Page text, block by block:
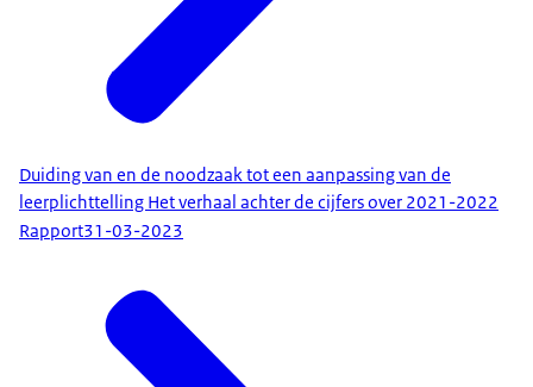
Duiding van en de noodzaak tot een aanpassing van de
leerplichttelling Het verhaal achter de cijfers over 2021-2022
Rapport31-03-2023